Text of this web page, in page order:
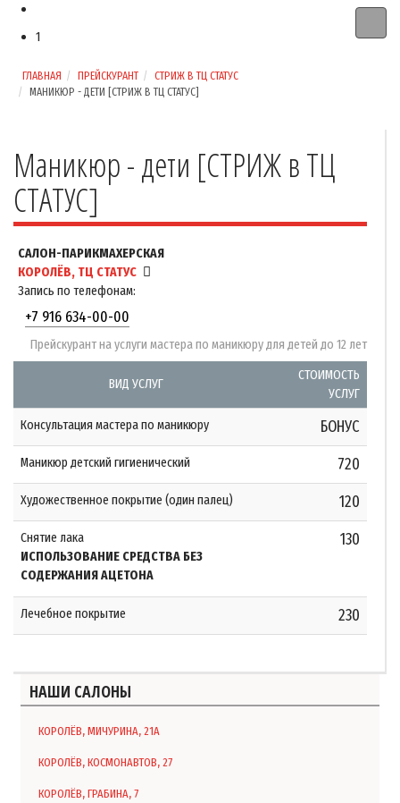
1
ГЛАВНАЯ ПРЕЙСКУРАНТ
СТРИЖ В ТЦ СТАТУС
МАНИКЮР - ДЕТИ [СТРИЖ В ТЦ СТАТУС]
Маникюр - дети [СТРИЖ в ТЦ
СТАТУС]
САЛОН-ПАРИКМАХЕРСКАЯ
КОРОЛЁВ, ТЦ СТАТУС
Запись по телефонам:
+7 916 634-00-00
Прейскурант на услуги мастера по маникюру для детей до 12 лет
ВИД УСЛУГ
СТОИМОСТЬ
УСЛУГ
Консультация мастера по маникюру
БОНУС
Маникюр детский гигиенический 720
Художественное покрытие (один палец) 120
Снятие лака
ИСПОЛЬЗОВАНИЕ СРЕДСТВА БЕЗ
СОДЕРЖАНИЯ АЦЕТОНА
130
Лечебное покрытие 230
НАШИ САЛОНЫ
КОРОЛЁВ, МИЧУРИНА, 21А
КОРОЛЁВ, КОСМОНАВТОВ, 27
КОРОЛЁВ, ГРАБИНА, 7